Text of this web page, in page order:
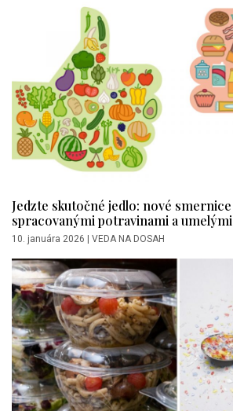
Jedzte skutočné jedlo: nové
spracovanými potravinami a
10. januára 2026 | VEDA NA DOSAH